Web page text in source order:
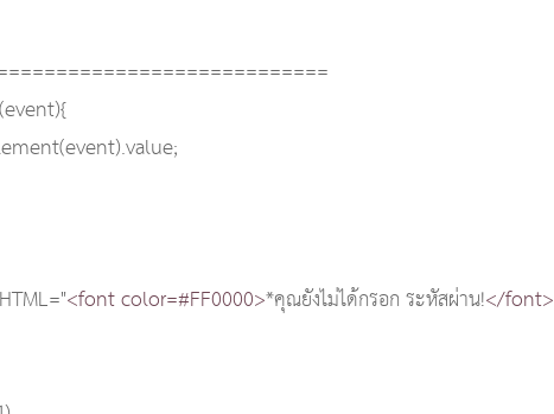
<font color=#FF0000>*คุณยังไม่ได้กรอก ระหัสผ่าน!</font>